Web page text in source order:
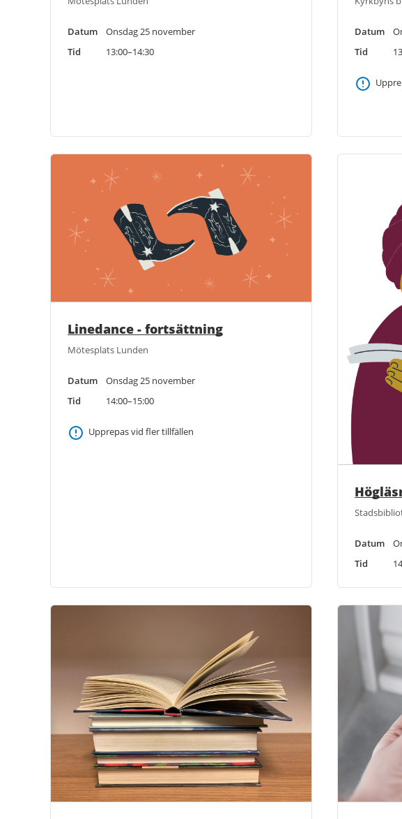
Datum
Onsdag 25 november
Tid
13:00–14:30
Datum
Tid
Linedance - fortsättning
Mötesplats Lunden
Datum
Onsdag 25 november
Tid
14:00–15:00
Upprepas vid fler tillfällen
Datum
Tid